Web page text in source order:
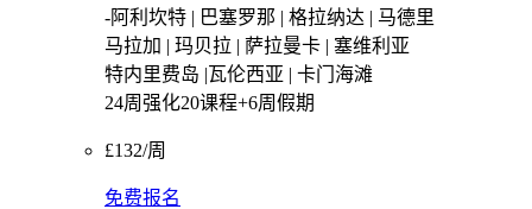
-阿利坎特 | 巴塞罗那 | 格拉纳达 | 马德里
马拉加 | 玛贝拉 | 萨拉曼卡 | 塞维利亚
特内里费岛 |瓦伦西亚 | 卡门海滩
24周强化20课程+6周假期
£132/周
免费报名